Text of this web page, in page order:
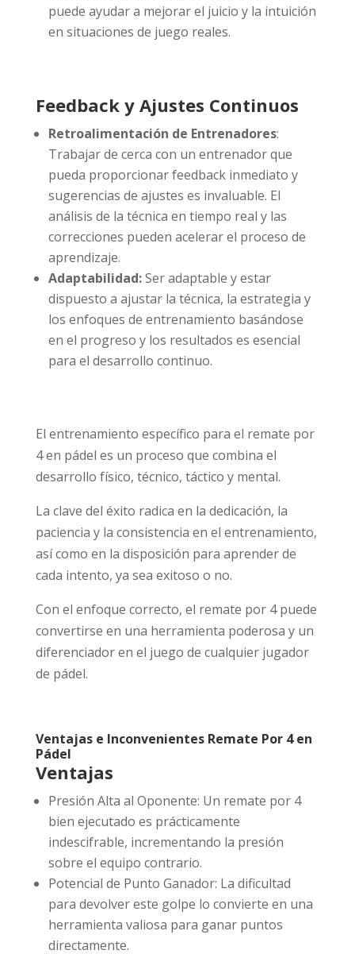
puede ayudar a mejorar el juicio y la intuición
en situaciones de juego reales.
Feedback y Ajustes Continuos
Retroalimentación de Entrenadores:
Trabajar de cerca con un entrenador que
pueda proporcionar feedback inmediato y
sugerencias de ajustes es invaluable. El
análisis de la técnica en tiempo real y las
correcciones pueden acelerar el proceso de
aprendizaje.
Adaptabilidad:Ser adaptable y estar
dispuesto a ajustar la técnica, la estrategia y
los enfoques de entrenamiento basándose
en el progreso y los resultados es esencial
para el desarrollo continuo.
El entrenamiento específico para el remate por
4 en pádel es un proceso que combina el
desarrollo físico, técnico, táctico y mental.
La clave del éxito radica en la dedicación, la
paciencia y la consistencia en el entrenamiento,
así como en la disposición para aprender de
cada intento, ya sea exitoso o no.
Con el enfoque correcto, el remate por 4 puede
convertirse en una herramienta poderosa y un
diferenciador en el juego de cualquier jugador
de pádel.
Ventajas e Inconvenientes Remate Por 4 en
Pádel
Ventajas
Presión Alta al Oponente: Un remate por 4
bien ejecutado es prácticamente
indescifrable, incrementando la presión
sobre el equipo contrario.
Potencial de Punto Ganador: La dificultad
para devolver este golpe lo convierte en una
herramienta valiosa para ganar puntos
directamente.